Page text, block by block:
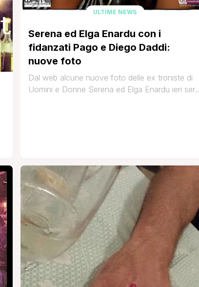
ULTIME NEWS
Serena ed Elga Enardu con i
fidanzati Pago e Diego Daddi:
nuove foto
Dal web alcune nuove foto delle ex troniste di
Uomini e Donne Serena ed Elga Enardu ieri sera